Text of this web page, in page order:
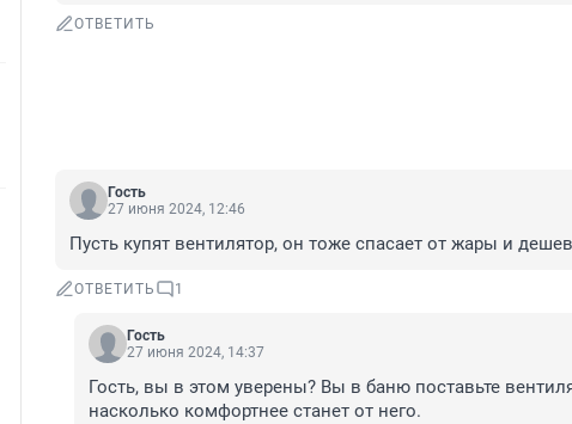
ОТВЕТИТЬ
Гость
27 июня 2024, 12:46
Пусть купят вентилятор, он тоже спасает от жары и
ОТВЕТИТЬ 1
Гость
27 июня 2024, 14:37
Гость, вы в этом уверены? Вы в баню поставьте
насколько комфортнее станет от него.